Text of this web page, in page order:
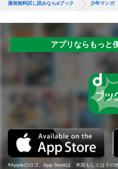
漫画無料試し読みならdブック 少年マンガ
アプリならもっと
Appleのロゴ、App Storeは、米国もしくはその